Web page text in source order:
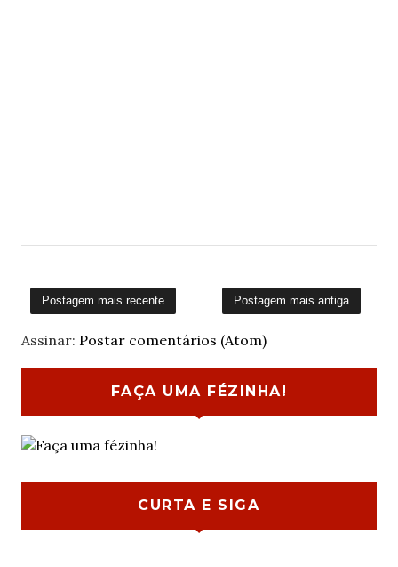
Postagem mais recente Postagem mais antiga
Assinar: Postar comentários (Atom)
FAÇA UMA FÉZINHA!
CURTA E SIGA